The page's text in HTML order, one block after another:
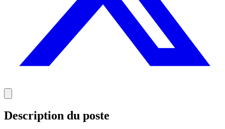
Description du poste